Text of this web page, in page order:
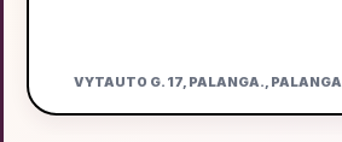
VYTAUTO G. 17, PALANGA., PALANGA